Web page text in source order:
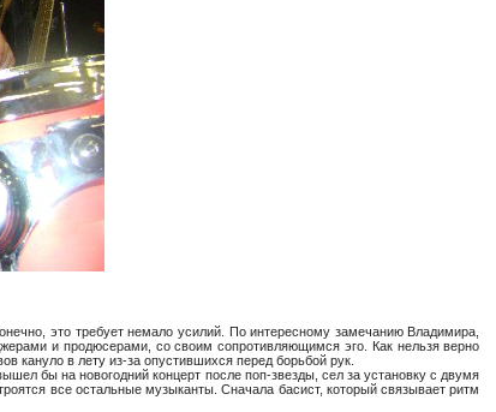
это требует немало усилий. По интересному замечанию Владимира,
и продюсерами, со своим сопротивляющимся эго. Как нельзя верно
кануло в лету из-за опустившихся перед борьбой рук.
бы на новогодний концерт после поп-звезды, сел за установку с двумя
все остальные музыканты. Сначала басист, который связывает ритм